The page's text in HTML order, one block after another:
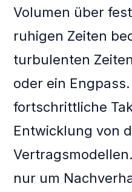
Volumen über
ruhigen Zeiten
turbulenten
oder ein
fortschrittliche
Entwicklung von
nur um